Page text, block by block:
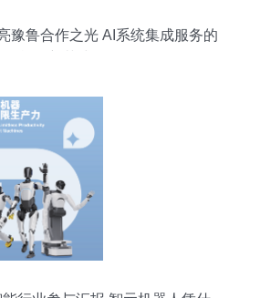
豫鲁合作之光 AI系统集成服务的